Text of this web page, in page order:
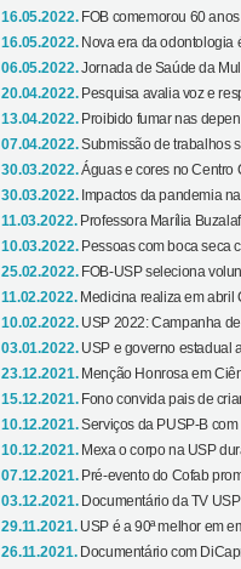
16.05.2022. FOB comemorou 60
16.05.2022. Nova era da odontologia
06.05.2022.Jornada de Saúde da
20.04.2022. Pesquisa avalia voz e
13.04.2022. Proibido fumar nas
07.04.2022.Submissão de trabalhos
30.03.2022.Águas e cores no Centro
30.03.2022. Impactos da pandemia
11.03.2022. Professora Marília
10.03.2022. Pessoas com boca seca
25.02.2022. FOB-USP seleciona
11.02.2022. Medicina realiza em abril
10.02.2022. USP 2022: Campanha
03.01.2022. USP e governo estadual
23.12.2021. Menção Honrosa em
15.12.2021. Fono convida pais de
10.12.2021.Serviços da PUSP-B
10.12.2021. Mexa o corpo na USP
07.12.2021. Pré-evento do Cofab
03.12.2021. Documentário da TV
29.11.2021. USP é a 90ª melhor em
26.11.2021. Documentário com